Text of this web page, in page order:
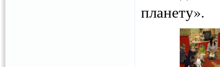
планету».